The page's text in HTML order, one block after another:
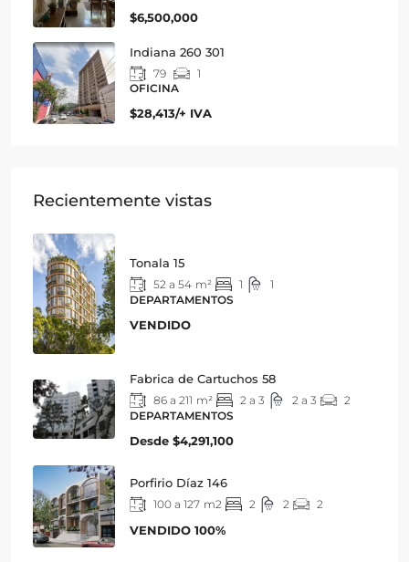
$6,500,000
Indiana 260 301
79
1
OFICINA
$28,413/+ IVA
Recientemente vistas
Tonala 15
52 a 54 m² 1
1
DEPARTAMENTOS
VENDIDO
Fabrica de Cartuchos 58
86 a 211 m² 2 a 3 2 a 3
2
DEPARTAMENTOS
Desde $4,291,100
Porfirio Díaz 146
100 a 127 m2 2 2 2
VENDIDO 100%